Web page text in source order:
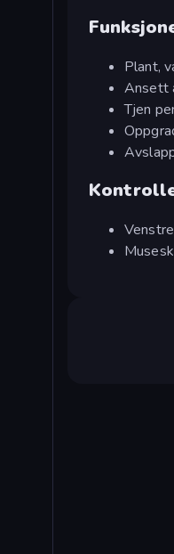
Plant,
Ansett
Tjen